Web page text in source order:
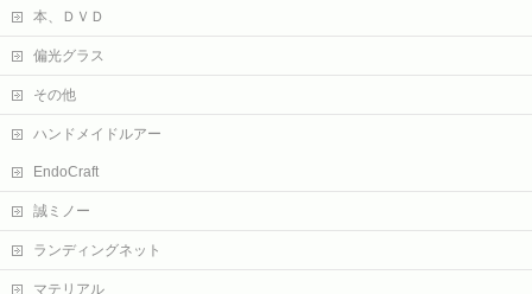
本、ＤＶＤ
偏光グラス
その他
ハンドメイドルアー
EndoCraft
誠ミノー
ランディングネット
マテリアル